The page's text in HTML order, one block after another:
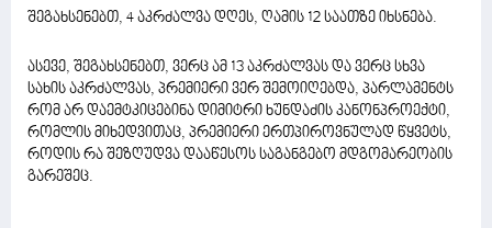
შეგახსენებთ, 4 აკრძალვა დღეს, ღამის 12 საათზე იხსნება.
ასევე, შეგახსენებთ, ვერც ამ 13 აკრძალვას და ვერც სხვა
სახის აკრძალვას, პრემიერი ვერ შემოიღებდა, პარლამენტს
რომ არ დაემტკიცებინა დიმიტრი ხუნდაძის კანონპროექტი,
რომლის მიხედვითაც, პრემიერი ერთპიროვნულად წყვეტს,
როდის რა შეზღუდვა დააწესოს საგანგებო მდგომარეობის
გარეშეც.